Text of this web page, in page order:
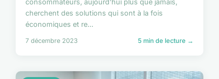
cherchent des solutions qui sont à la fois
économiques et re...
7 décembre 2023 5 min de lecture →